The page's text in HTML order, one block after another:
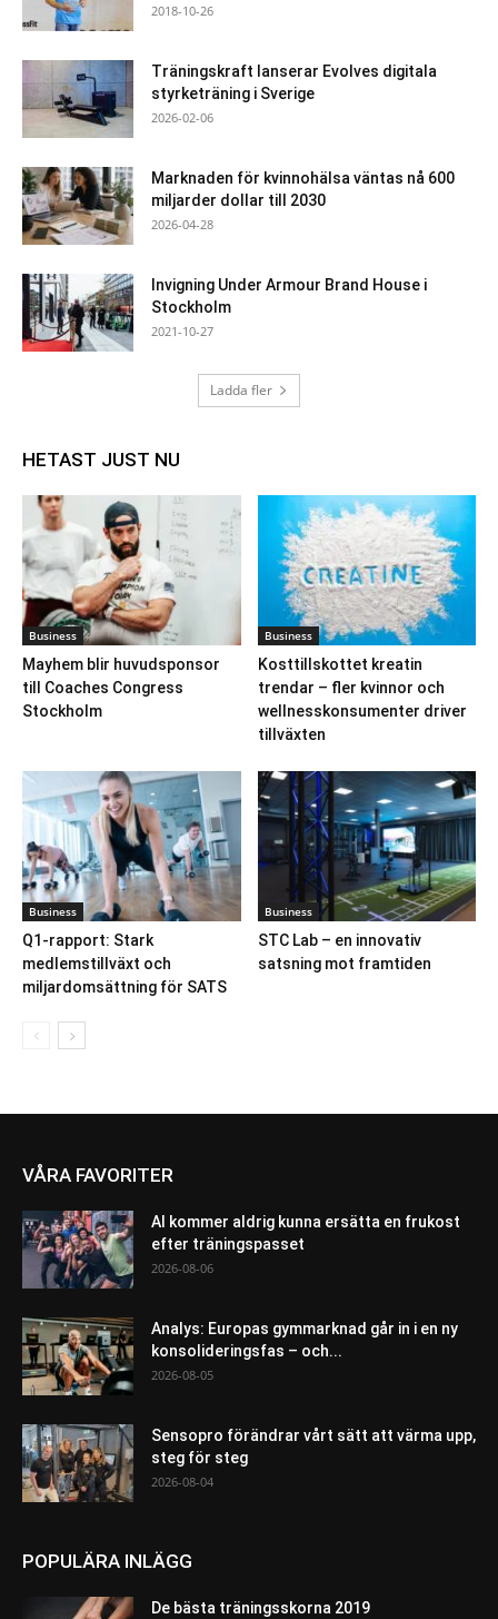
2018-10-26
Träningskraft lanserar Evolves digitala
styrketräning i Sverige
2026-02-06
Marknaden för kvinnohälsa väntas nå 600
miljarder dollar till 2030
2026-04-28
Invigning Under Armour Brand House i
Stockholm
2021-10-27
Ladda fler
HETAST JUST NU
Business
Mayhem blir huvudsponsor
till Coaches Congress
Stockholm
Business
Kosttillskottet kreatin
trendar – fler kvinnor och
wellnesskonsumenter driver
tillväxten
Business
Q1-rapport: Stark
medlemstillväxt och
miljardomsättning för SATS
Business
STC Lab – en innovativ
satsning mot framtiden
VÅRA FAVORITER
AI kommer aldrig kunna ersätta en frukost
efter träningspasset
2026-08-06
Analys: Europas gymmarknad går in i en ny
konsolideringsfas – och...
2026-08-05
Sensopro förändrar vårt sätt att värma upp,
steg för steg
2026-08-04
POPULÄRA INLÄGG
De bästa träningsskorna 2019